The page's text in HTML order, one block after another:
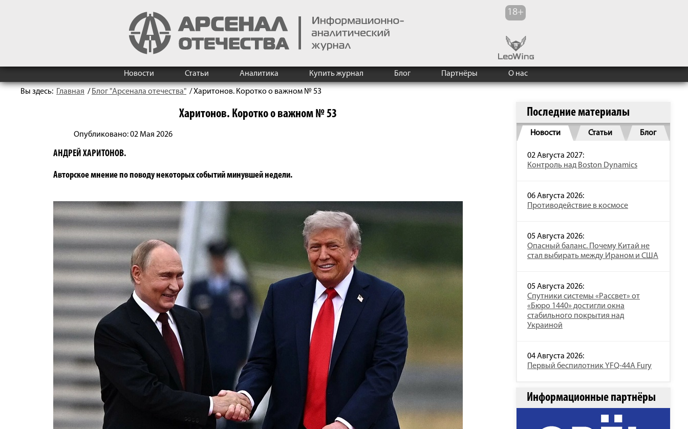
Новости Статьи Аналитика Купить журнал Блог Партнёры О нас
Вы здесь: Главная / Блог "Арсенала отечества" /Харитонов. Коротко о важном № 53
Харитонов. Коротко о важном № 53
Опубликовано: 02 Мая 2026
АНДРЕЙ ХАРИТОНОВ.
Авторское мнение по поводу некоторых событий минувшей недели.
Последние материалы
Новости Статьи Блог
02 Августа 2027:
Контроль над Boston Dynamics
06 Августа 2026:
Противодействие в космосе
05 Августа 2026:
Опасный баланс. Почему Китай не
стал выбирать между Ираном и США
05 Августа 2026:
Спутники системы «Рассвет» от
«Бюро 1440» достигли окна
стабильного покрытия над
Украиной
04 Августа 2026:
Первый беспилотник YFQ-44A Fury
Информационные партнёры